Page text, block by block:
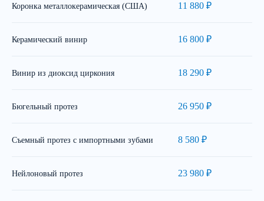
Коронка металлокерамическая (США) 11 880 ₽
Керамический винир 16 800 ₽
Винир из диоксид циркония 18 290 ₽
Бюгельный протез 26 950 ₽
Съемный протез с импортными зубами 8 580 ₽
Нейлоновый протез 23 980 ₽